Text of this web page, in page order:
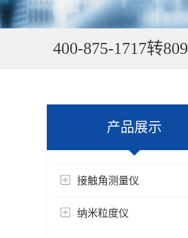
400-875-1717转809
产品展示
接触角测量仪
纳米粒度仪